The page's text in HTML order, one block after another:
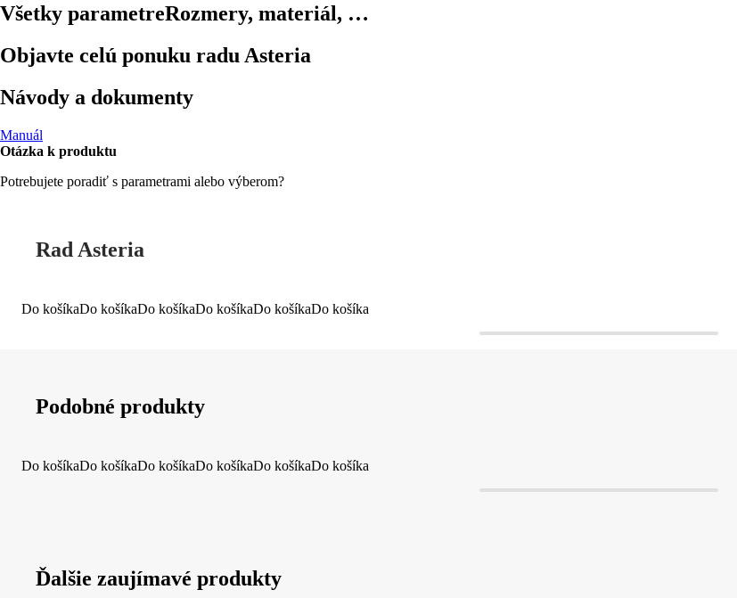
Všetky parametreRozmery, materiál, …
Objavte celú ponuku radu Asteria
Návody a dokumenty
Manuál
Otázka k produktu
Potrebujete poradiť s parametrami alebo výberom?
Rad Asteria
Do košíkaDo košíkaDo košíkaDo košíkaDo košíkaDo košíka
Podobné produkty
Do košíkaDo košíkaDo košíkaDo košíkaDo košíkaDo košíka
Ďalšie zaujímavé produkty